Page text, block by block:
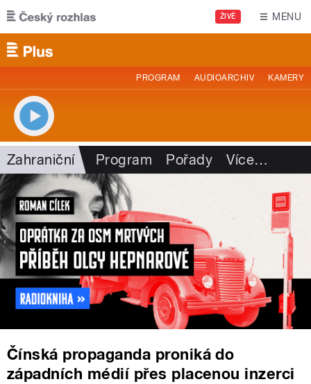
Přejít k hlavnímu obsahu
ŽIVĚ MENU
PROGRAM AUDIOARCHIV KAMERY
Zahraniční Program Pořady Více…
Čínská propaganda proniká do
západních médií přes placenou inzerci